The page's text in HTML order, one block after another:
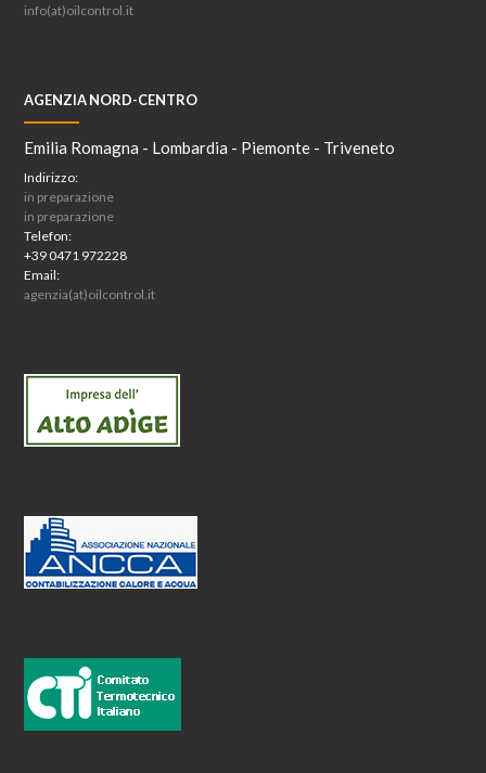
info(at)oilcontrol.it
AGENZIA NORD-CENTRO
Emilia Romagna - Lombardia - Piemonte - Triveneto
Indirizzo:
in preparazione
in preparazione
Telefon:
+39 0471 972228
Email:
agenzia(at)oilcontrol.it